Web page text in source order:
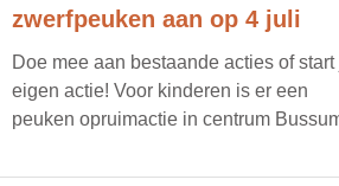
zwerfpeuken aan op 4 juli
Doe mee aan bestaande acties of start
eigen actie! Voor kinderen is er een
peuken opruimactie in centrum